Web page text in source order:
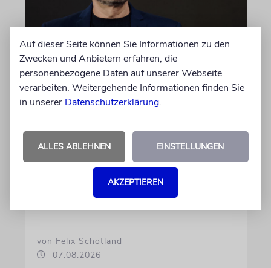
MEINUNG
Wie Georg Restle die
Glaubwürdigkeit des ÖRR
Nach dem X-Post des Journalisten hat sich
Felix Schotland, Vorstand der Synagogen-
Gemeinde Köln, an WDR-
Programmdirektorin Andrea Schafarczyk
von Felix Schotland
07.08.2026
Auf dieser Seite können Sie Informationen zu den
Zwecken und Anbietern erfahren, die
personenbezogene Daten auf unserer Webseite
verarbeiten. Weitergehende Informationen finden Sie
in unserer Datenschutzerklärung.
ALLES ABLEHNEN EINSTELLUNGEN
AKZEPTIEREN